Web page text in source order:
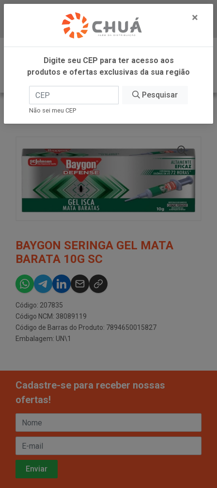
Baixe já nosso APP
0
INÍCIO
SC JOHNSON
BAYGON SERINGA GEL MATA
BARATA 10G SC
Código: 207835
Código NCM: 38089119
Código de Barras do Produto: 7894650015827
Embalagem: UN\1
Cadastre-se para receber nossas
ofertas!
×
Digite seu CEP para ter acesso aos
produtos e ofertas exclusivas da sua região
Pesquisar
Não sei meu CEP